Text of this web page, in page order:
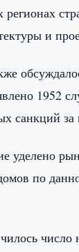
регионах
и
1952
санкций
уделено
по